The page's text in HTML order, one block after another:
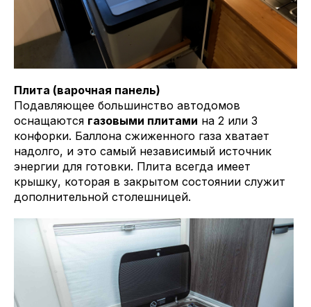
Плита (варочная панель)
Подавляющее большинство автодомов
оснащаются газовыми плитами на 2 или 3
конфорки. Баллона сжиженного газа хватает
надолго, и это самый независимый источник
энергии для готовки. Плита всегда имеет
крышку, которая в закрытом состоянии служит
дополнительной столешницей.